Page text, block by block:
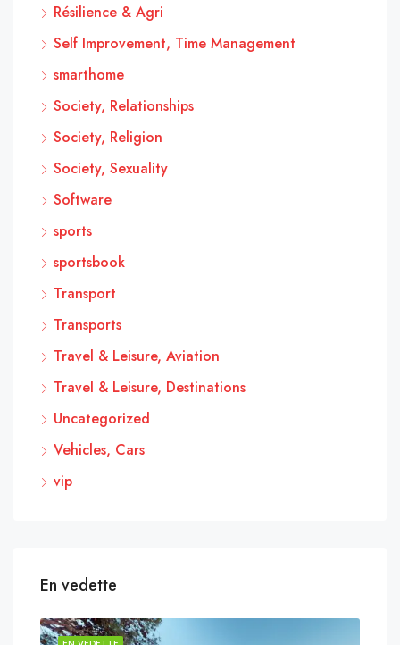
Résilience & Agri
Self Improvement, Time Management
smarthome
Society, Relationships
Society, Religion
Society, Sexuality
Software
sports
sportsbook
Transport
Transports
Travel & Leisure, Aviation
Travel & Leisure, Destinations
Uncategorized
Vehicles, Cars
vip
En vedette